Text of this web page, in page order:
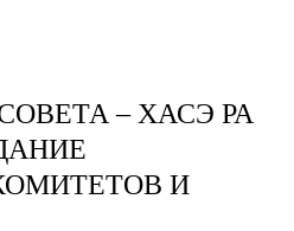
– ХАСЭ РА
И